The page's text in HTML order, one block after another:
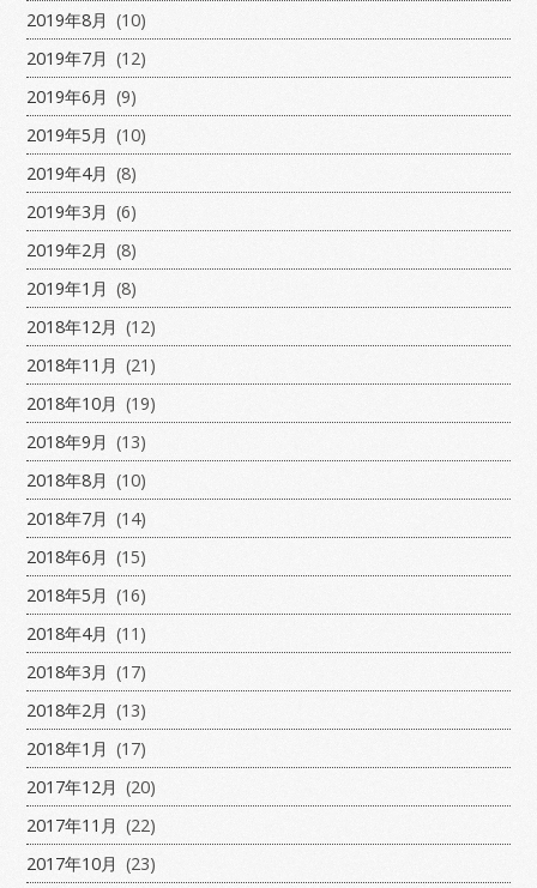
2019年8月 (10)
2019年7月 (12)
2019年6月 (9)
2019年5月 (10)
2019年4月 (8)
2019年3月 (6)
2019年2月 (8)
2019年1月 (8)
2018年12月 (12)
2018年11月 (21)
2018年10月 (19)
2018年9月 (13)
2018年8月 (10)
2018年7月 (14)
2018年6月 (15)
2018年5月 (16)
2018年4月 (11)
2018年3月 (17)
2018年2月 (13)
2018年1月 (17)
2017年12月 (20)
2017年11月 (22)
2017年10月 (23)